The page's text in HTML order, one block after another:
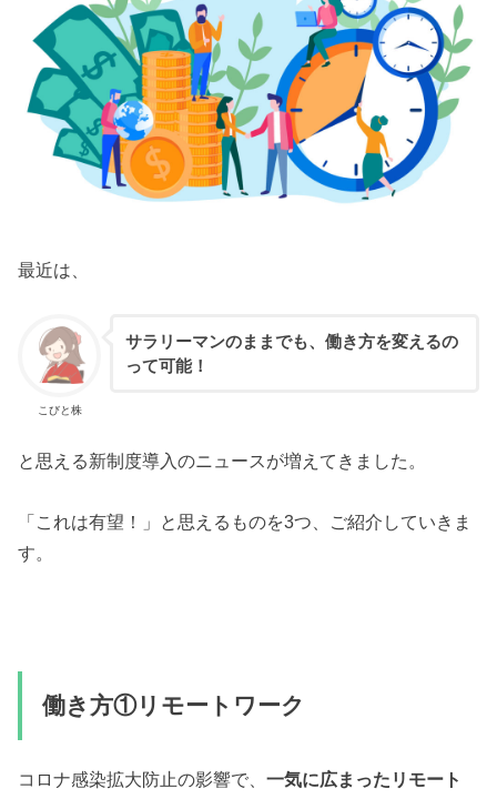
最近は、
こびと株
サラリーマンのままでも、働き方を変えるの
って可能！
と思える新制度導入のニュースが増えてきました。
「これは有望！」と思えるものを3つ、ご紹介していきま
す。
働き方①リモートワーク
コロナ感染拡大防止の影響で、一気に広まったリモート